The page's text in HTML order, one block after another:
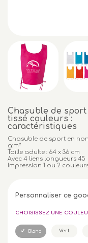
Chasuble de sport
tissé couleurs :
caractéristiques
Chasuble de sport en non
g:m²
Taille adulte : 64 x 36 cm
Avec 4 liens longueurs 45
Impression 1 ou 2
Personnaliser ce
CHOISISSEZ UNE
Blanc Vert